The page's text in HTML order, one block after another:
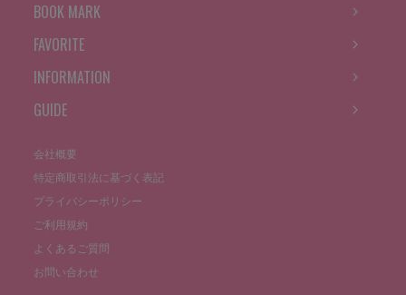
BOOK MARK
FAVORITE
INFORMATION
GUIDE
会社概要
特定商取引法に基づく表記
プライバシーポリシー
ご利用規約
よくあるご質問
お問い合わせ